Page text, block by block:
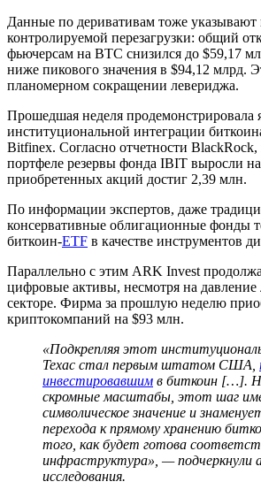
Данные по деривативам тоже указывают
контролируемой перезагрузки: общий
фьючерсам на BTC снизился до $59,17
ниже пикового значения в $94,12 млрд.
планомерном сокращении левериджа.
Прошедшая неделя продемонстрировала
институциональной интеграции
Bitfinex. Согласно отчетности BlackRock,
портфеле резервы фонда IBIT выросли
приобретенных акций достиг 2,39 млн.
По информации экспертов, даже
консервативные облигационные фонды
биткоин-ETF в качестве инструментов
Параллельно с этим ARK Invest
цифровые активы, несмотря на давление
секторе. Фирма за прошлую неделю
криптокомпаний на $93 млн.
«Подкрепляя этот
Техас стал первым штатом США,
инвестировавшим в биткоин […].
скромные масштабы, этот шаг
символическое значение и
перехода к прямому хранению
того, как будет готова
инфраструктура», — подчеркнули
исследования.